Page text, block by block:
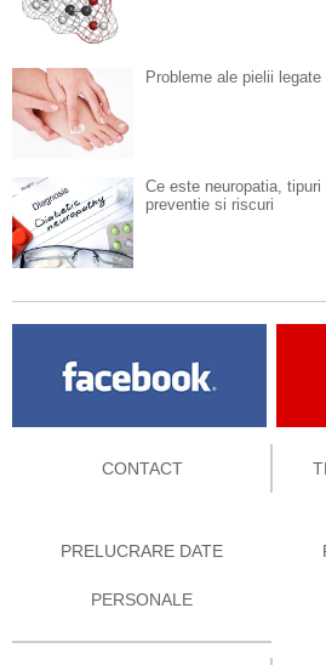
Probleme ale pielii legate
Ce este neuropatia, tipuri
preventie si riscuri
CONTACT
PRELUCRARE DATE
PERSONALE